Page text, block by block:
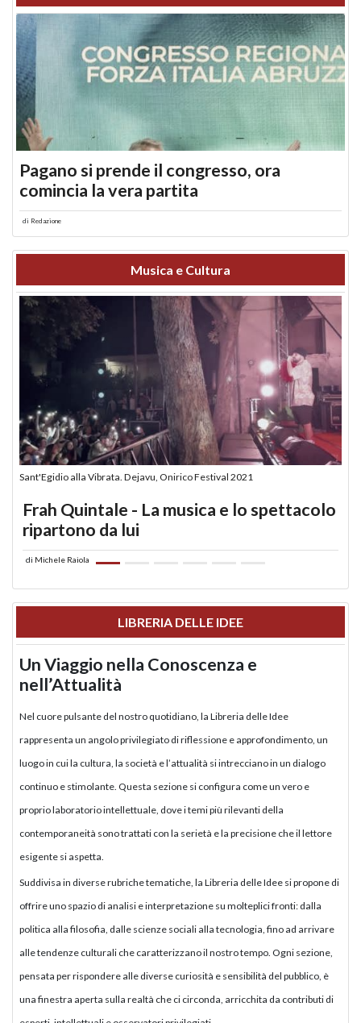
Pagano si prende il congresso, ora
comincia la vera partita
di Redazione
Musica e Cultura
Sant'Egidio alla Vibrata. Dejavu, Onirico Festival 2021
Frah Quintale - La musica e lo spettacolo
ripartono da lui
di Michele Raiola
LIBRERIA DELLE IDEE
Un Viaggio nella Conoscenza e
nell’Attualità
Nel cuore pulsante del nostro quotidiano, la Libreria delle Idee
rappresenta un angolo privilegiato di riflessione e approfondimento, un
luogo in cui la cultura, la società e l’attualità si intrecciano in un dialogo
continuo e stimolante. Questa sezione si configura come un vero e
proprio laboratorio intellettuale, dove i temi più rilevanti della
contemporaneità sono trattati con la serietà e la precisione che il lettore
esigente si aspetta.
Suddivisa in diverse rubriche tematiche, la Libreria delle Idee si propone di
offrire uno spazio di analisi e interpretazione su molteplici fronti: dalla
politica alla filosofia, dalle scienze sociali alla tecnologia, fino ad arrivare
alle tendenze culturali che caratterizzano il nostro tempo. Ogni sezione,
pensata per rispondere alle diverse curiosità e sensibilità del pubblico, è
una finestra aperta sulla realtà che ci circonda, arricchita da contributi di